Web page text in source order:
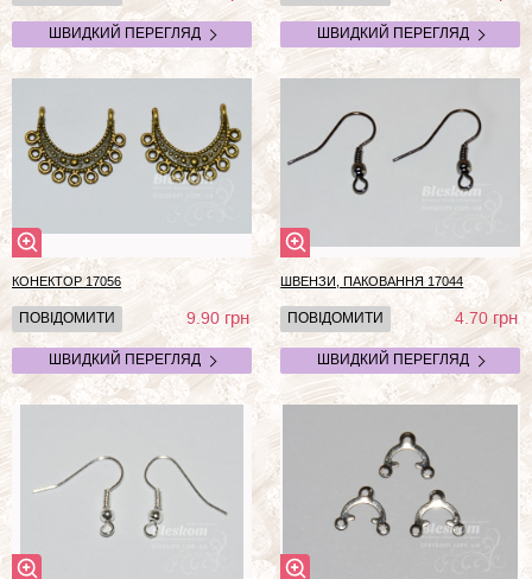
ШВИДКИЙ ПЕРЕГЛЯД ШВИДКИЙ ПЕРЕГЛЯД
КОНЕКТОР 17056
ПОВІДОМИТИ 9.90грн
ШВИДКИЙ ПЕРЕГЛЯД
ШВЕНЗИ, ПАКОВАННЯ 17044
ПОВІДОМИТИ 4.70грн
ШВИДКИЙ ПЕРЕГЛЯД